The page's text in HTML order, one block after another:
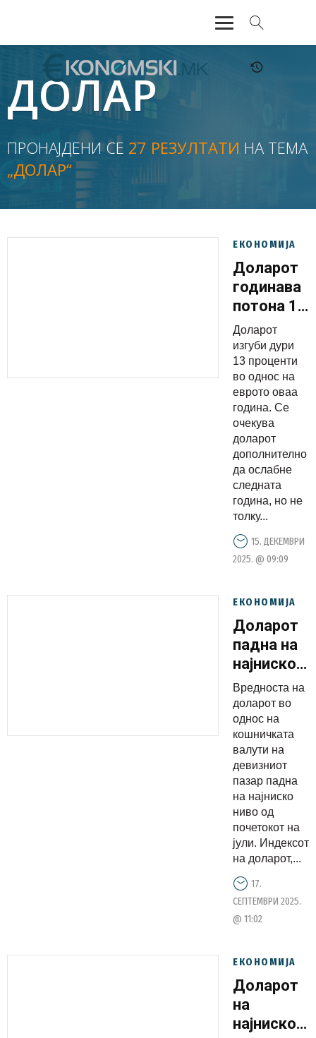
АКТУЕЛНО
ЕКОНОМИЈА
ФИНАНСИИ
БАНКАРСТВО
ЖИВОТ
ДОЛАР
ПРОНАЈДЕНИ СЕ 27 РЕЗУЛТАТИ НА ТЕМА
„ДОЛАР“
ЕКОНОМИЈА
Доларот
годинава
потона 13
отсто во
однос на
еврото
Доларот
изгуби дури
13 проценти
во однос на
еврото оваа
година. Се
очекува
доларот
дополнително
да ослабне
следната
година, но не
толку...
15. ДЕКЕМВРИ
2025. @ 09:09
ЕКОНОМИЈА
Доларот
падна на
најниско
ниво во
три
месеци –
еврото
блиску до
рекорд
Вредноста на
доларот во
однос на
кошничката
валути на
девизниот
пазар падна
на најниско
ниво од
почетокот на
јули. Индексот
на доларот,...
17.
СЕПТЕМВРИ 2025.
@ 11:02
ЕКОНОМИЈА
Доларот
на
најниско